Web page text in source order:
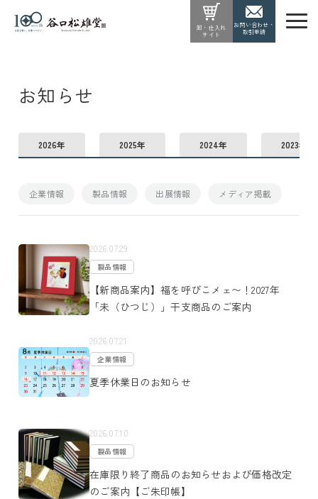
卸・仕入れ
サイト
お問い合わせ・
取引申請
お知らせ
2026年 2025年 2024年 2023年
企業情報 製品情報 出展情報 メディア掲載
2026.07.29
製品情報
【新商品案内】福を呼びこメェ〜！2027年
「未（ひつじ）」干支商品のご案内
2026.07.21
企業情報
夏季休業日のお知らせ
2026.07.10
製品情報
在庫限り終了商品のお知らせおよび価格改定
のご案内【ご朱印帳】